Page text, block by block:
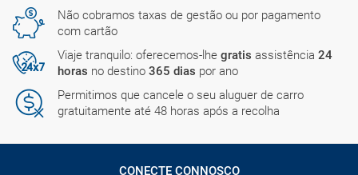
Não cobramos taxas de gestão ou por pagamento
com cartão
Viaje tranquilo: oferecemos-lhe gratis assistência 24
horas no destino 365 dias por ano
Permitimos que cancele o seu aluguer de carro
gratuitamente até 48 horas após a recolha
CONECTE CONNOSCO